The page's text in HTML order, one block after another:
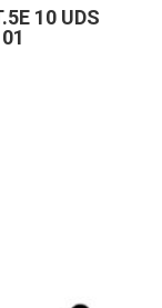
10 UDS